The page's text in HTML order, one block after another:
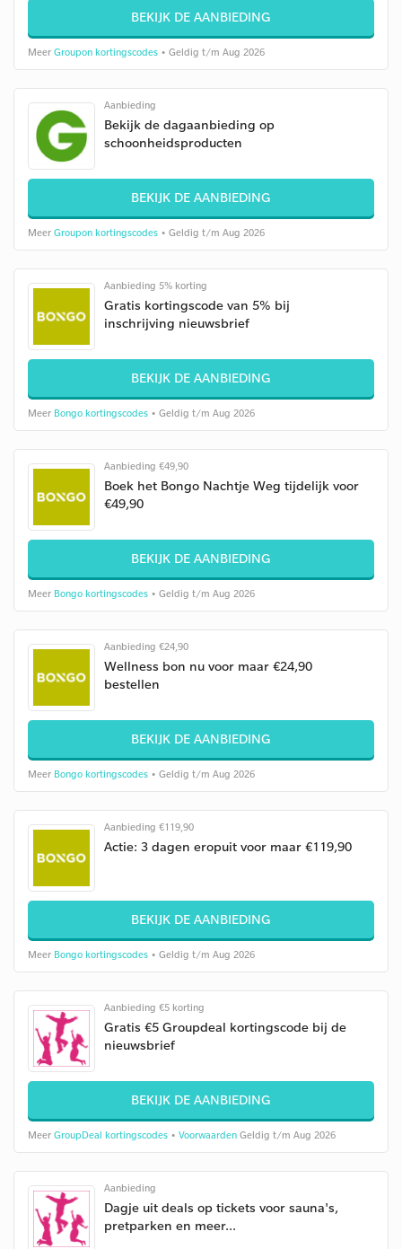
BEKIJK DE AANBIEDING
Meer Groupon kortingscodes • Geldig t/m Aug 2026
Aanbieding
Bekijk de dagaanbieding op
schoonheidsproducten
BEKIJK DE AANBIEDING
Meer Groupon kortingscodes • Geldig t/m Aug 2026
Aanbieding 5% korting
Gratis kortingscode van 5% bij
inschrijving nieuwsbrief
BEKIJK DE AANBIEDING
Meer Bongo kortingscodes • Geldig t/m Aug 2026
Aanbieding €49,90
Boek het Bongo Nachtje Weg tijdelijk voor
€49,90
BEKIJK DE AANBIEDING
Meer Bongo kortingscodes • Geldig t/m Aug 2026
Aanbieding €24,90
Wellness bon nu voor maar €24,90
bestellen
BEKIJK DE AANBIEDING
Meer Bongo kortingscodes • Geldig t/m Aug 2026
Aanbieding €119,90
Actie: 3 dagen eropuit voor maar €119,90
BEKIJK DE AANBIEDING
Meer Bongo kortingscodes • Geldig t/m Aug 2026
Aanbieding €5 korting
Gratis €5 Groupdeal kortingscode bij de
nieuwsbrief
BEKIJK DE AANBIEDING
Meer GroupDeal kortingscodes • Voorwaarden Geldig t/m Aug 2026
Aanbieding
Dagje uit deals op tickets voor sauna's,
pretparken en meer...